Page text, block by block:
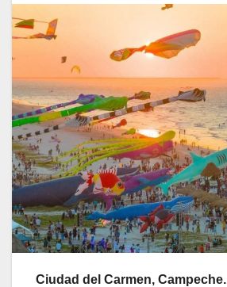
Ciudad del Carmen, Campeche.